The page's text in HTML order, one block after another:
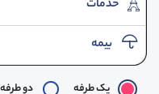
خدمات
بیمه
یک طرفه دو طرفه